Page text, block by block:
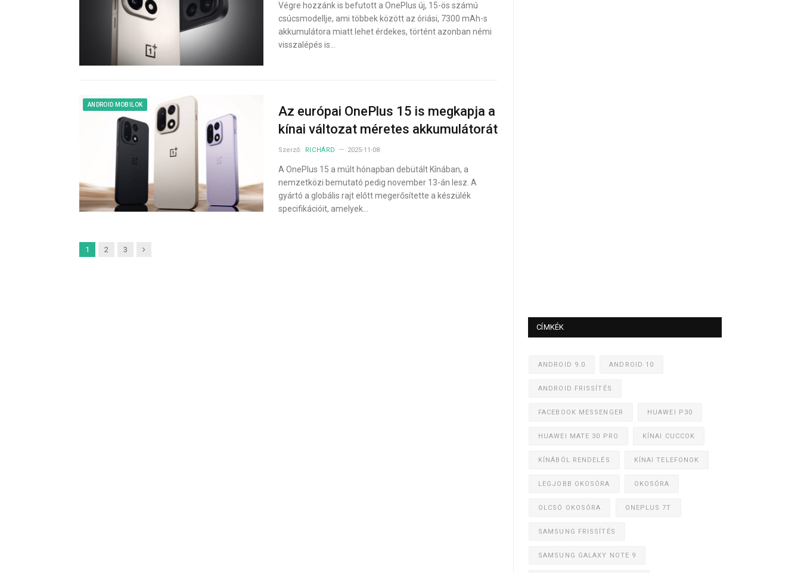
Végre hozzánk is befutott a OnePlus új, 15-ös számú
csúcsmodellje, ami többek között az óriási, 7300 mAh-s
akkumulátora miatt lehet érdekes, történt azonban némi
visszalépés is…
ANDROID MOBILOK
Az európai OnePlus 15 is megkapja a
kínai változat méretes akkumulátorát
Szerző: RICHÁRD 2025-11-08
A OnePlus 15 a múlt hónapban debütált Kínában, a
nemzetközi bemutató pedig november 13-án lesz. A
gyártó a globális rajt előtt megerősítette a készülék
specifikációit, amelyek…
1 2 3 Next
CÍMKÉK
ANDROID 9.0 ANDROID 10
ANDROID FRISSÍTÉS
FACEBOOK MESSENGER HUAWEI P30
HUAWEI MATE 30 PRO KÍNAI CUCCOK
KÍNÁBÓL RENDELÉS KÍNAI TELEFONOK
LEGJOBB OKOSÓRA OKOSÓRA
OLCSÓ OKOSÓRA ONEPLUS 7T
SAMSUNG FRISSÍTÉS
SAMSUNG GALAXY NOTE 9